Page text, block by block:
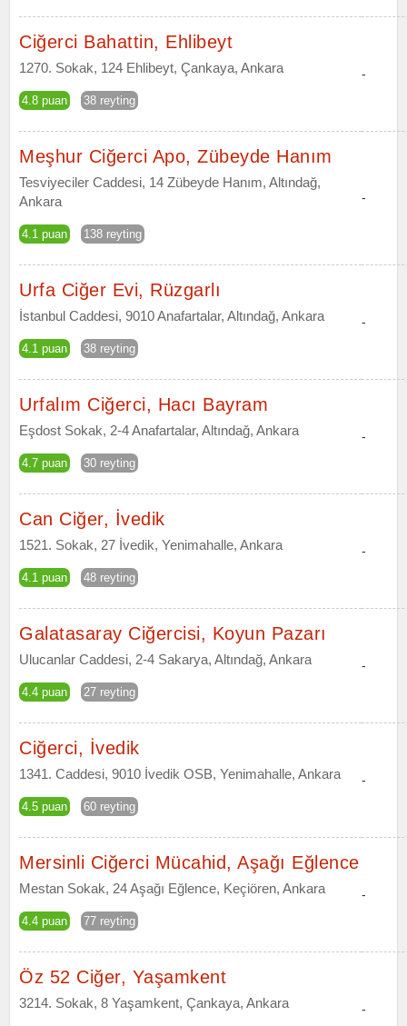
Ciğerci Bahattin, Ehlibeyt
1270. Sokak, 124 Ehlibeyt, Çankaya, Ankara
4.8 puan 38 reyting
-
Meşhur Ciğerci Apo, Zübeyde Hanım
Tesviyeciler Caddesi, 14 Zübeyde Hanım, Altındağ,
Ankara
4.1 puan 138 reyting
-
Urfa Ciğer Evi, Rüzgarlı
İstanbul Caddesi, 9010 Anafartalar, Altındağ, Ankara
4.1 puan 38 reyting
-
Urfalım Ciğerci, Hacı Bayram
Eşdost Sokak, 2-4 Anafartalar, Altındağ, Ankara
4.7 puan 30 reyting
-
Can Ciğer, İvedik
1521. Sokak, 27 İvedik, Yenimahalle, Ankara
4.1 puan 48 reyting
-
Galatasaray Ciğercisi, Koyun Pazarı
Ulucanlar Caddesi, 2-4 Sakarya, Altındağ, Ankara
4.4 puan 27 reyting
-
Ciğerci, İvedik
1341. Caddesi, 9010 İvedik OSB, Yenimahalle, Ankara
4.5 puan 60 reyting
-
Mersinli Ciğerci Mücahid, Aşağı Eğlence
Mestan Sokak, 24 Aşağı Eğlence, Keçiören, Ankara
4.4 puan 77 reyting
-
Öz 52 Ciğer, Yaşamkent
3214. Sokak, 8 Yaşamkent, Çankaya, Ankara -